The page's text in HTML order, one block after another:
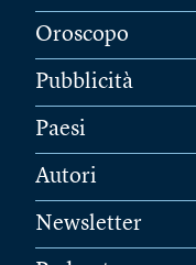
Oroscopo
Pubblicità
Paesi
Autori
Newsletter